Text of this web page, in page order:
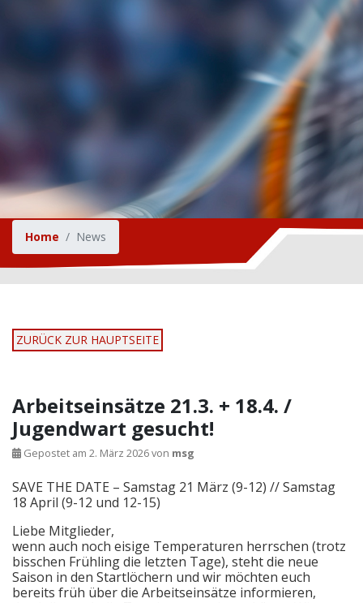
Home News
ZURÜCK ZUR HAUPTSEITE
Arbeitseinsätze 21.3. + 18.4. /
Jugendwart gesucht!
Gepostet am 2. März 2026von msg
SAVE THE DATE – Samstag 21 März (9-12) // Samstag
18 April (9-12 und 12-15)
Liebe Mitglieder,
wenn auch noch eisige Temperaturen herrschen (trotz
bisschen Frühling die letzten Tage), steht die neue
Saison in den Startlöchern und wir möchten euch
bereits früh über die Arbeitseinsätze informieren,